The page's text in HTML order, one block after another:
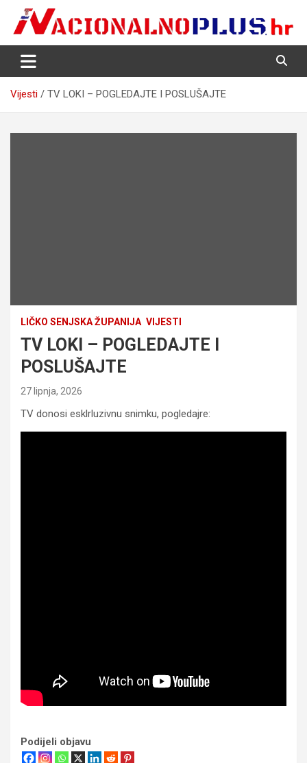
content
NacionalnoPlus.hr
Nacija želi znati više
Vijesti TV LOKI – POGLEDAJTE I POSLUŠAJTE
LIČKO SENJSKA ŽUPANIJA VIJESTI
TV LOKI – POGLEDAJTE I
POSLUŠAJTE
27 lipnja, 2026
TV donosi esklrluzivnu snimku, pogledajre:
Podijeli objavu